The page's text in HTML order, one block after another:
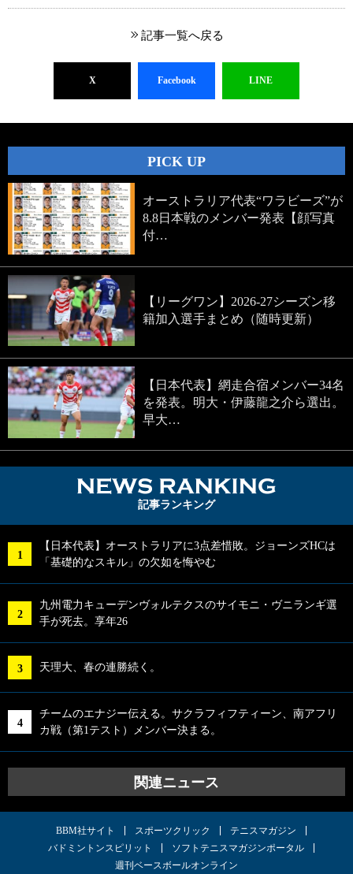
記事一覧へ戻る
X Facebook LINE
PICK UP
オーストラリア代表“ワラビーズ”が
8.8日本戦のメンバー発表【顔写真
付…
【リーグワン】2026-27シーズン移
籍加入選手まとめ（随時更新）
【日本代表】網走合宿メンバー34名
を発表。明大・伊藤龍之介ら選出。
早大…
記事ランキング
【日本代表】オーストラリアに3点差惜敗。ジョーンズHCは
「基礎的なスキル」の欠如を悔やむ
九州電力キューデンヴォルテクスのサイモニ・ヴニランギ選
手が死去。享年26
天理大、春の連勝続く。
チームのエナジー伝える。サクラフィフティーン、南アフリ
カ戦（第1テスト）メンバー決まる。
関連ニュース
BBM社サイト スポーツクリック
テニスマガジン
バドミントンスピリット
ソフトテニスマガジンポータル
週刊ベースボールオンライン